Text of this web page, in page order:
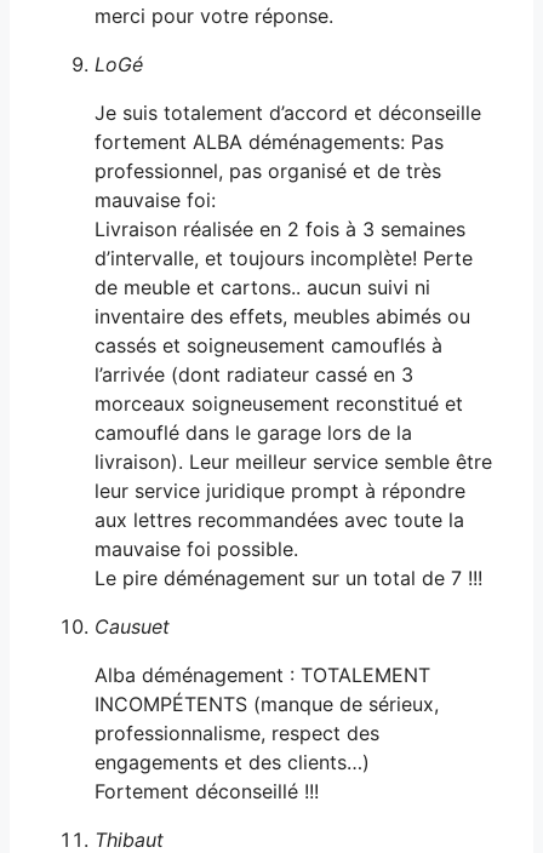
merci pour votre réponse.
LoGé
Je suis totalement d’accord et déconseille
fortement ALBA déménagements: Pas
professionnel, pas organisé et de très
mauvaise foi:
Livraison réalisée en 2 fois à 3 semaines
d’intervalle, et toujours incomplète! Perte
de meuble et cartons.. aucun suivi ni
inventaire des effets, meubles abimés ou
cassés et soigneusement camouflés à
l’arrivée (dont radiateur cassé en 3
morceaux soigneusement reconstitué et
camouflé dans le garage lors de la
livraison). Leur meilleur service semble être
leur service juridique prompt à répondre
aux lettres recommandées avec toute la
mauvaise foi possible.
Le pire déménagement sur un total de 7 !!!
Causuet
Alba déménagement : TOTALEMENT
INCOMPÉTENTS (manque de sérieux,
professionnalisme, respect des
engagements et des clients…)
Fortement déconseillé !!!
Thibaut